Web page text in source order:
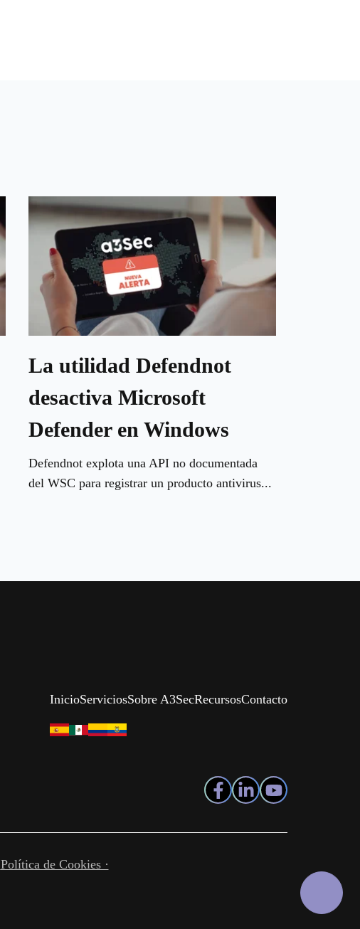
La utilidad Defendnot
desactiva Microsoft
Defender en Windows
Defendnot explota una API no documentada
del WSC para registrar un producto antivirus...
InicioServiciosSobre A3SecRecursosContacto
Política de Cookies ·